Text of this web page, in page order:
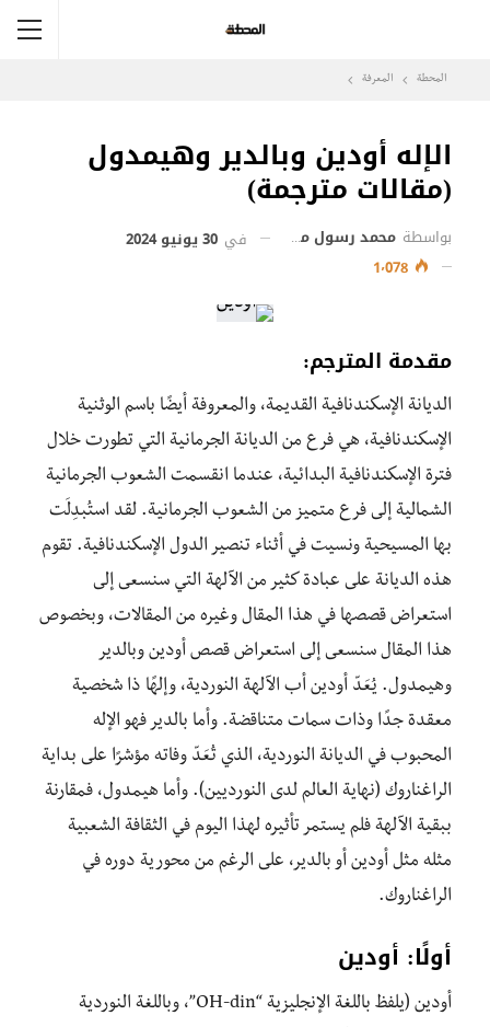
المحطة المعرفة
الإله أودين وبالدير وهيمدول
(مقالات مترجمة)
بواسطة محمد رسول محمد في 30 يونيو 2024
مقدمة المترجم:
الديانة الإسكندنافية القديمة، والمعروفة أيضًا باسم الوثنية
الإسكندنافية، هي فرع من الديانة الجرمانية التي تطورت خلال
فترة الإسكندنافية البدائية، عندما انقسمت الشعوب الجرمانية
الشمالية إلى فرع متميز من الشعوب الجرمانية. لقد استُبدِلَت
بها المسيحية ونسيت في أثناء تنصير الدول الإسكندنافية. تقوم
هذه الديانة على عبادة كثير من الآلهة التي سنسعى إلى
استعراض قصصها في هذا المقال وغيره من المقالات، وبخصوص
هذا المقال سنسعى إلى استعراض قصص أودين وبالدير
وهيمدول. يُعَدّ أودين أب الآلهة النوردية، وإلهًا ذا شخصية
معقدة جدًا وذات سمات متناقضة. وأما بالدير فهو الإله
المحبوب في الديانة النوردية، الذي تُعَدّ وفاته مؤشرًا على بداية
الراغناروك (نهاية العالم لدى النورديين). وأما هيمدول، فمقارنة
ببقية الآلهة فلم يستمر تأثيره لهذا اليوم في الثقافة الشعبية
مثله مثل أودين أو بالدير، على الرغم من محورية دوره في
الراغناروك.
أولًا: أودين
أودين (يلفظ باللغة الإنجليزية “OH-din”، وباللغة النوردية